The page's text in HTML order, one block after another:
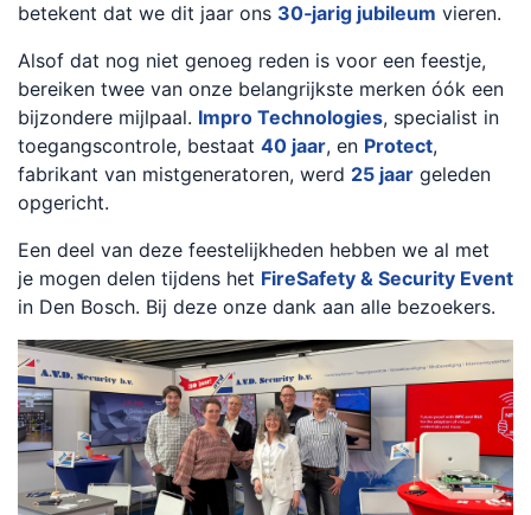
betekent dat we dit jaar ons 30‑jarig jubileum vieren.
Alsof dat nog niet genoeg reden is voor een feestje,
bereiken twee van onze belangrijkste merken óók een
bijzondere mijlpaal. Impro Technologies, specialist in
toegangscontrole, bestaat 40 jaar, en Protect,
fabrikant van mistgeneratoren, werd 25 jaar geleden
opgericht.
Een deel van deze feestelijkheden hebben we al met
je mogen delen tijdens het FireSafety & Security Event
in Den Bosch. Bij deze onze dank aan alle bezoekers.